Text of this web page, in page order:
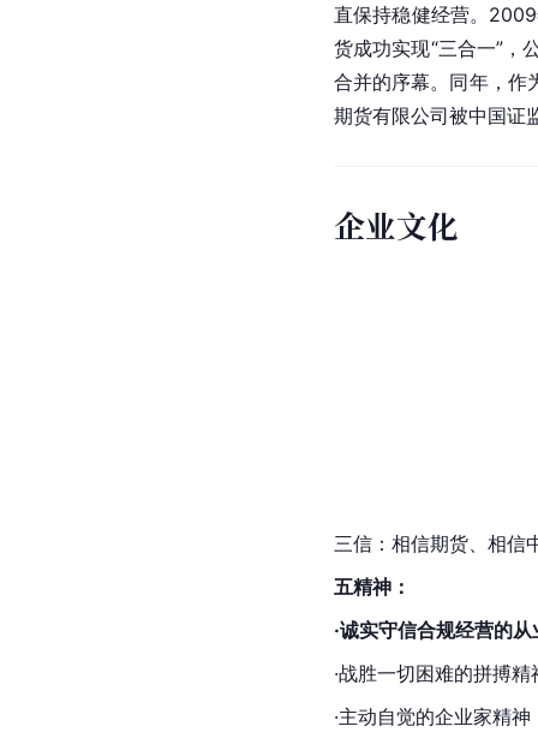
直保持稳健经营。
货成功实现“三合一”，
合并的序幕。同年，作
期货有限公司被中国证
企业文化
三信：相信期货、相信
五精神：
·诚实守信合规经营的
·战胜一切困难的拼搏
·主动自觉的企业家精神